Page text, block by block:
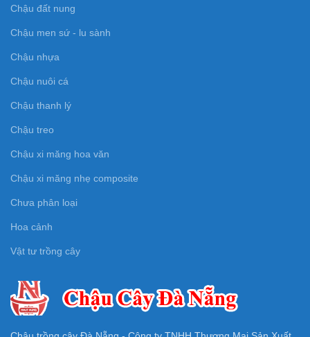
Chậu đất nung
Chậu men sứ - lu sành
Chậu nhựa
Chậu nuôi cá
Chậu thanh lý
Chậu treo
Chậu xi măng hoa văn
Chậu xi măng nhẹ composite
Chưa phân loại
Hoa cảnh
Vật tư trồng cây